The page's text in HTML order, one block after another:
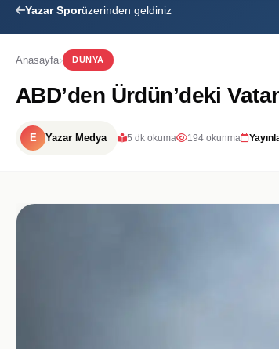
Yazar Sporüzerinden geldiniz
Anasayfa DUNYA
ABD’den Ürdün’deki
E Yazar Medya 5 dk okuma 194 okunma